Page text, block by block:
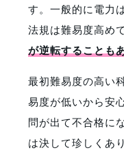
す。一般的に電力
法規は難易度高め
が逆転することも
最初難易度の高い
易度が低いから安
問が出て不合格に
は決して珍しくあ